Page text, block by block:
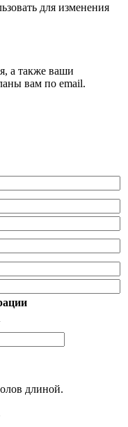
для изменения
а также ваши
вам по email.
длиной.